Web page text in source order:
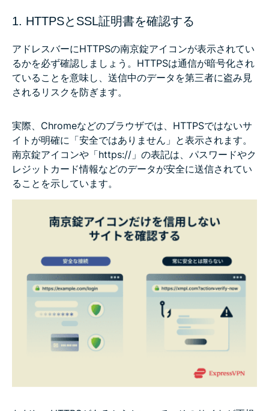
1. HTTPSとSSL証明書を確認する
アドレスバーにHTTPSの南京錠アイコンが表示されてい
るかを必ず確認しましょう。HTTPSは通信が暗号化され
ていることを意味し、送信中のデータを第三者に盗み見
されるリスクを防ぎます。
実際、Chromeなどのブラウザでは、HTTPSではないサ
イトが明確に「安全ではありません」と表示されます。
南京錠アイコンや「https://」の表記は、パスワードやク
レジットカード情報などのデータが安全に送信されてい
ることを示しています。